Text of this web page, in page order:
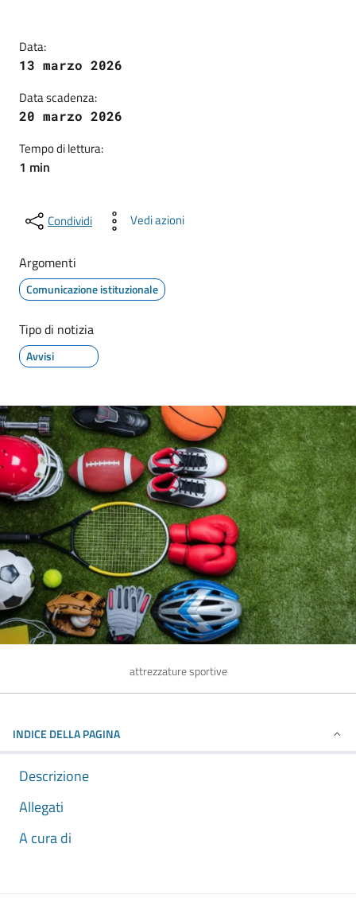
Data:
13 marzo 2026
Data scadenza:
20 marzo 2026
Tempo di lettura:
1 min
Condividi Vedi azioni
Argomenti
Comunicazione istituzionale
Tipo di notizia
Avvisi
attrezzature sportive
INDICE DELLA PAGINA
Descrizione
Allegati
A cura di